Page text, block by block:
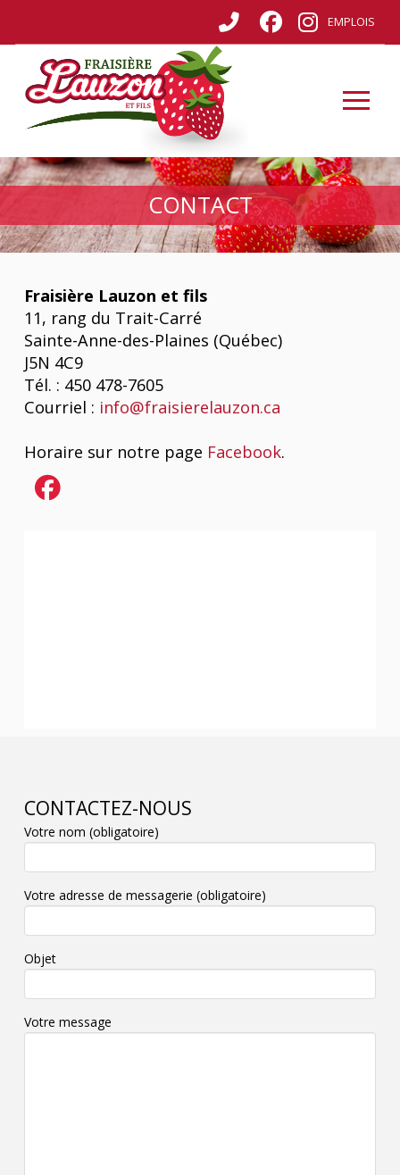
EMPLOIS
CONTACT
Fraisière Lauzon et fils
11, rang du Trait-Carré
Sainte-Anne-des-Plaines (Québec)
J5N 4C9
Tél. : 450 478-7605
Courriel : info@fraisierelauzon.ca
Horaire sur notre page Facebook.
CONTACTEZ-NOUS
Votre nom (obligatoire)
Votre adresse de messagerie (obligatoire)
Objet
Votre message